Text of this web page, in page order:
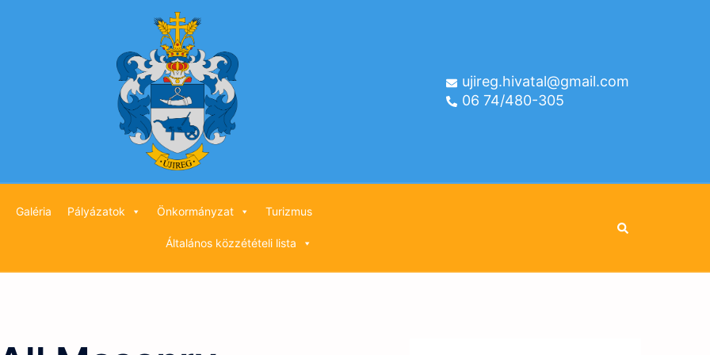
ujireg.hivatal@gmail.com
06 74/480-305
Galéria Pályázatok Önkormányzat Turizmus
Általános közzétételi lista
Search